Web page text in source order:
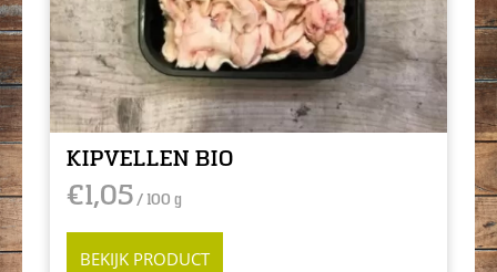
KIPVELLEN BIO
€1,05/ 100 g
BEKIJK PRODUCT